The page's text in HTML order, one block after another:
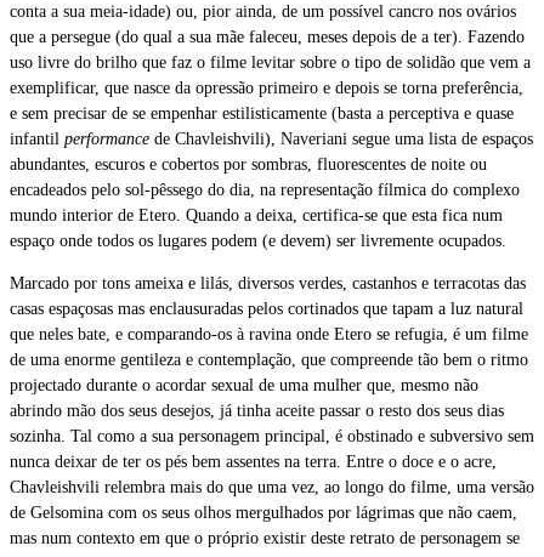
conta a sua meia-idade) ou, pior ainda, de um possível cancro nos ovários
que a persegue (do qual a sua mãe faleceu, meses depois de a ter). Fazendo
uso livre do brilho que faz o filme levitar sobre o tipo de solidão que vem a
exemplificar, que nasce da opressão primeiro e depois se torna preferência,
e sem precisar de se empenhar estilisticamente (basta a perceptiva e quase
infantil performance de Chavleishvili), Naveriani segue uma lista de espaços
abundantes, escuros e cobertos por sombras, fluorescentes de noite ou
encadeados pelo sol-pêssego do dia, na representação fílmica do complexo
mundo interior de Etero. Quando a deixa, certifica-se que esta fica num
espaço onde todos os lugares podem (e devem) ser livremente ocupados.
Marcado por tons ameixa e lilás, diversos verdes, castanhos e terracotas das
casas espaçosas mas enclausuradas pelos cortinados que tapam a luz natural
que neles bate, e comparando-os à ravina onde Etero se refugia, é um filme
de uma enorme gentileza e contemplação, que compreende tão bem o ritmo
projectado durante o acordar sexual de uma mulher que, mesmo não
abrindo mão dos seus desejos, já tinha aceite passar o resto dos seus dias
sozinha. Tal como a sua personagem principal, é obstinado e subversivo sem
nunca deixar de ter os pés bem assentes na terra. Entre o doce e o acre,
Chavleishvili relembra mais do que uma vez, ao longo do filme, uma versão
de Gelsomina com os seus olhos mergulhados por lágrimas que não caem,
mas num contexto em que o próprio existir deste retrato de personagem se